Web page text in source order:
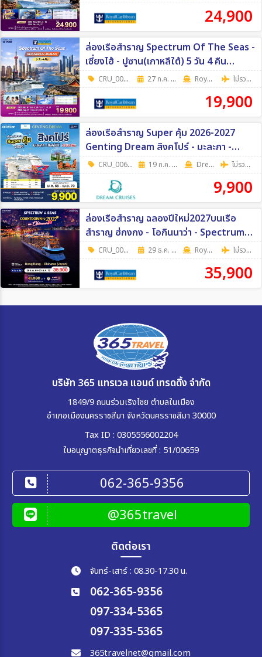
24,900
ล่องเรือสำราญ Spectrum Of The Seas -
เซี่ยงไฮ้ - ปูซาน(เกาหลีใต้) 5 วัน 4 คืน
(Cruise Only)
CRU_0079 5วัน 4คืน
27 ก.ค. 69 - 16 ต.ค. 69 RoyalCaribbean ไม่รวมตั๋วเครื่องบิน
19,900
ล่องเรือสำราญ Super คุ้ม 2026-2027
Genting Dream สิงคโปร์ - มะละกา -
สิงคโปร์ SUN เดินทางวันอาทิตย์ 3วัน 2คืน
CRU_0064 3วัน 2คืน
19 ก.ค. 69 - 27 ธ.ค. 69 Dream Cruise ไม่รวมตั๋วเครื่องบิน
9,900
ล่องเรือสำราญ ฉลองปีใหม่2027บนเรือ
สำราญ ฮ่กงกง - โอกินนาว่า - Spectrum
of The seas / 29 ธ.ค 26 - 3 ม.ค 27 - 6 วัน
5 คืน (Cruise Only)
CRU_0086 6วัน 5คืน
29 ธ.ค. 69 - 03 ม.ค. 70 RoyalCaribbean ไม่รวมตั๋วเครื่องบิน
35,900
บริษัท 365 แทรเวล แอนด์ เทรดดิ้ง จำกัด
1849/9 ถนนร่วมเริงไชย ตำบลในเมือง
อำเภอเมืองนครราชสีมา จังหวัดนครราชสีมา 30000
Tax ID : 0305556002204
ใบอนุญาตธุรกิจนำเที่ยวเลขที่ : 51/00659
062-365-9356
@365travel
ติดต่อเรา
จันทร์-เสาร์ : 08.30-17.30 น.
062-365-9356
097-334-5365
097-335-5365
365travelnet@gmail.com